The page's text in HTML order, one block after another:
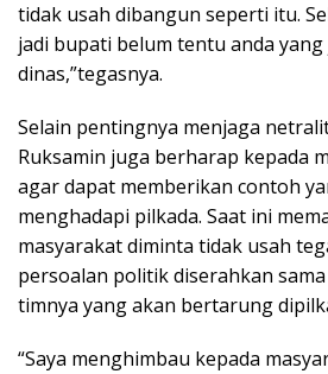
tidak usah dibangun seperti itu.
jadi bupati belum tentu anda yang
dinas,”tegasnya.
Selain pentingnya menjaga
Ruksamin juga berharap kepada
agar dapat memberikan contoh
menghadapi pilkada. Saat ini
masyarakat diminta tidak usah
persoalan politik diserahkan
timnya yang akan bertarung
“Saya menghimbau kepada